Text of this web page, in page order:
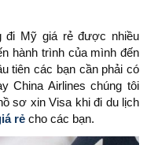
đi Mỹ giá rẻ được nhiều
hành trình của mình đến
tiên các bạn cần phải có
China Airlines chúng tôi
sơ xin Visa khi đi du lịch
rẻ cho các bạn.